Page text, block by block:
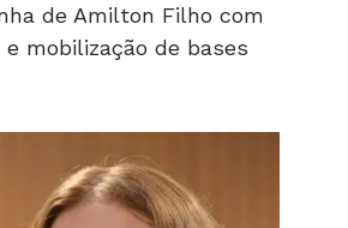
de Amilton Filho com
mobilização de bases